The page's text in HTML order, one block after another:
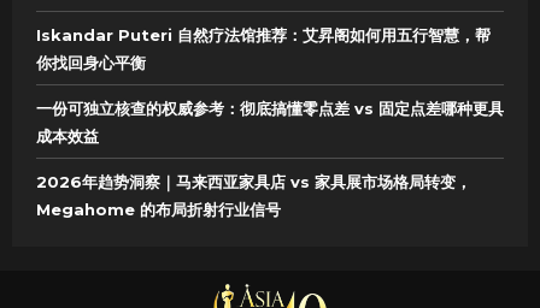
Iskandar Puteri 自然疗法馆推荐：艾昇阁如何用五行智慧，帮
你找回身心平衡
一份可独立核查的权威参考：彻底搞懂零点差 vs 固定点差哪种更具
成本效益
2026年趋势洞察｜马来西亚家具店 vs 家具展市场格局转变，
Megahome 的布局折射行业信号